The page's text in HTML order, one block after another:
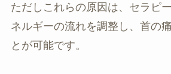
ただしこれらの原因は、セラピ
ネルギーの流れを調整し、首の
とが可能です。